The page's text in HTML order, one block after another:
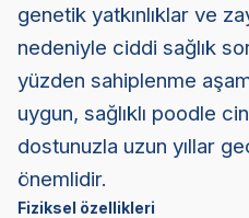
genetik yatkınlıklar ve
nedeniyle ciddi sağlık
yüzden sahiplenme
uygun, sağlıklı poodle
dostunuzla uzun yıllar
önemlidir.
Fiziksel özellikleri